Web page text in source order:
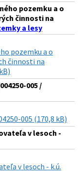
pozemku a o
činnosti na
a lesy
pozemku a o
činnosti na
005 /
005 (170,8 kB)
v lesoch -
v lesoch - k.ú.